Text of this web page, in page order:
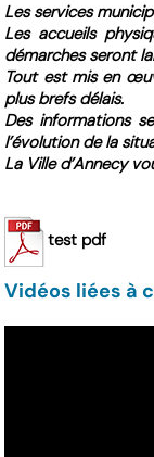
Les services
Les accueils
démarches seront
Tout est mis en
plus brefs délais.
Des informations
l’évolution de la
La Ville d’Annecy
test pdf
Vidéos liées à